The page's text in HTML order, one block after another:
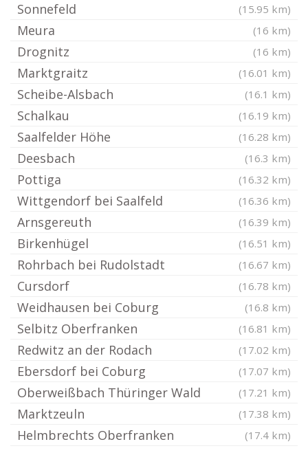
Sonnefeld (15.95 km)
Meura (16 km)
Drognitz (16 km)
Marktgraitz (16.01 km)
Scheibe-Alsbach (16.1 km)
Schalkau (16.19 km)
Saalfelder Höhe (16.28 km)
Deesbach (16.3 km)
Pottiga (16.32 km)
Wittgendorf bei Saalfeld (16.36 km)
Arnsgereuth (16.39 km)
Birkenhügel (16.51 km)
Rohrbach bei Rudolstadt (16.67 km)
Cursdorf (16.78 km)
Weidhausen bei Coburg (16.8 km)
Selbitz Oberfranken (16.81 km)
Redwitz an der Rodach (17.02 km)
Ebersdorf bei Coburg (17.07 km)
Oberweißbach Thüringer Wald (17.21 km)
Marktzeuln (17.38 km)
Helmbrechts Oberfranken (17.4 km)